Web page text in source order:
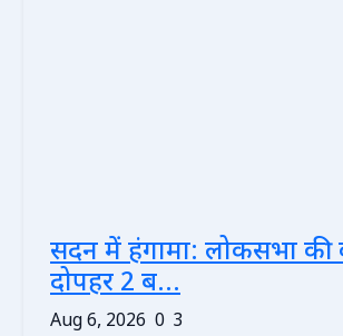
सदन में हंगामा: लोकसभा की
दोपहर 2 ब...
Aug 6, 2026 0 3